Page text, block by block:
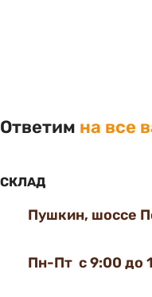
Ответим на все
СКЛАД
Пушкин, шоссе
Пн-Пт с 9:00 до